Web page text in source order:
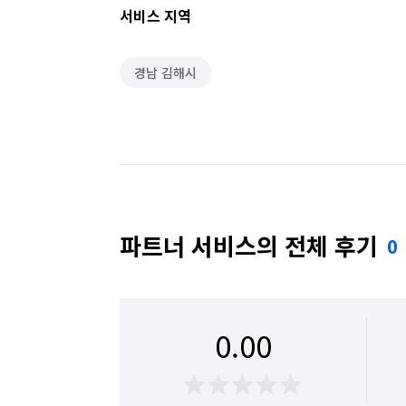
서비스 지역
경남 김해시
파트너 서비스의 전체 후기 0
0.00